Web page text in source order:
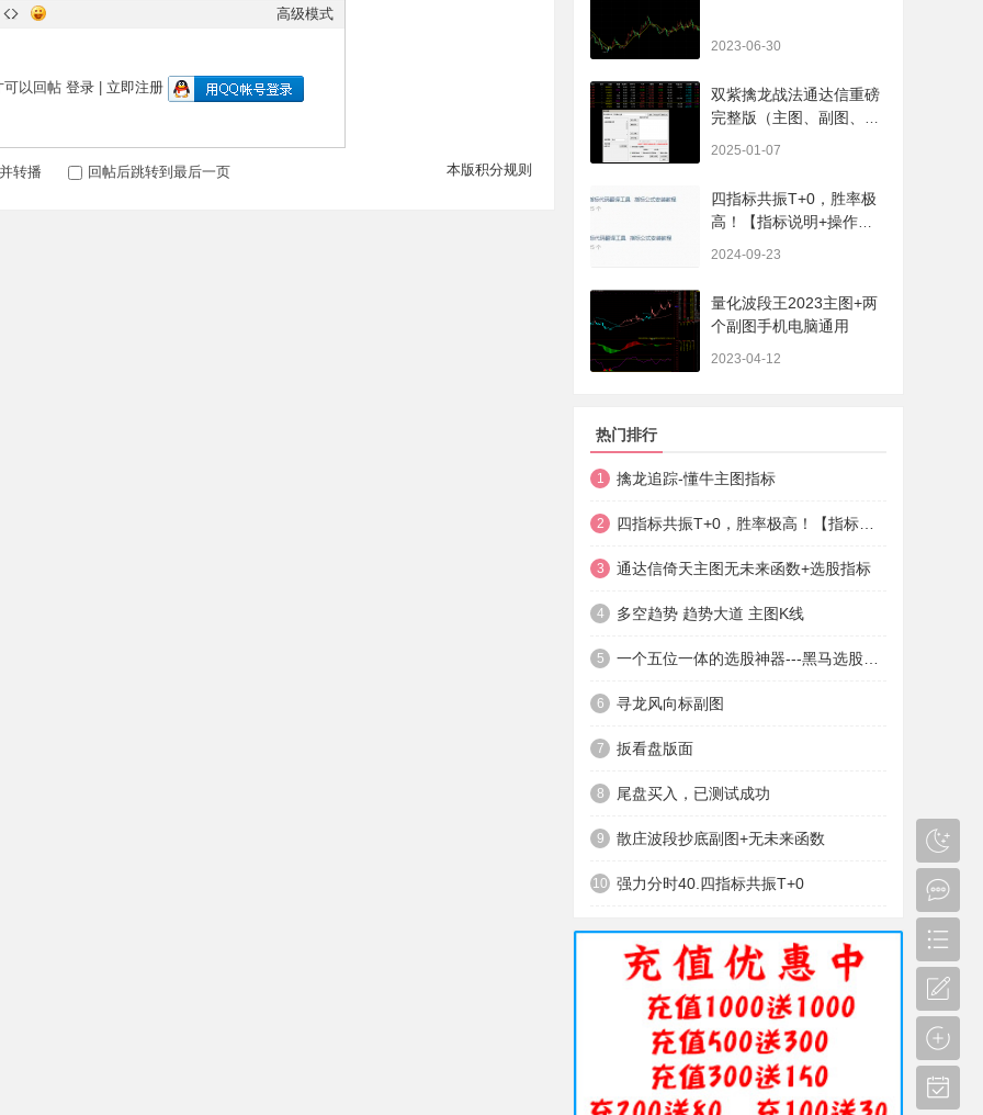
高级模式
可以回帖 登录| 立即注册
本版积分规则
转播 回帖后跳转到最后一页
2023-06-30
双紫擒龙战法通达信重磅
完整版（主图、副图、排
2025-01-07
四指标共振T+0，胜率极
高！【指标说明+操作方
2024-09-23
量化波段王2023主图+两
个副图手机电脑通用
2023-04-12
热门排行
1 擒龙追踪-懂牛主图指标
2
3 通达信倚天主图无未来函数+选股指标
4 多空趋势 趋势大道 主图K线
5
6 寻龙风向标副图
7 扳看盘版面
8 尾盘买入，已测试成功
9 散庄波段抄底副图+无未来函数
10 强力分时40.四指标共振T+0